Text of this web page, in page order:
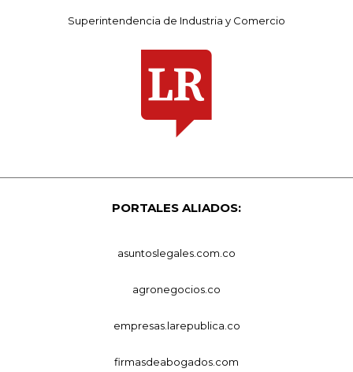
Superintendencia de Industria y Comercio
PORTALES ALIADOS:
asuntoslegales.com.co
agronegocios.co
empresas.larepublica.co
firmasdeabogados.com